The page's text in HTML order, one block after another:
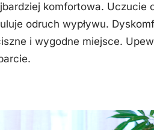
komfortowa. Uczucie
odruch wypływu.
i wygodne miejsce.